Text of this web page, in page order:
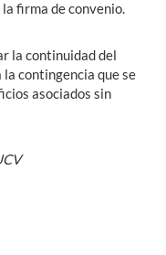
firma de convenio.
la continuidad del
contingencia que se
asociados sin